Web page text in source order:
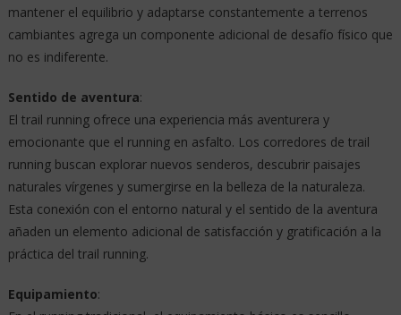
mantener el equilibrio y adaptarse constantemente a terrenos
cambiantes agrega un componente adicional de desafío físico que
no es indiferente.
Sentido de aventura:
El trail running ofrece una experiencia más aventurera y
emocionante que el running en asfalto. Los corredores de trail
running buscan explorar nuevos senderos, descubrir paisajes
naturales vírgenes y sumergirse en la belleza de la naturaleza.
Esta conexión con el entorno natural y el sentido de la aventura
añaden un elemento adicional de satisfacción y gratificación a la
práctica del trail running.
Equipamiento: